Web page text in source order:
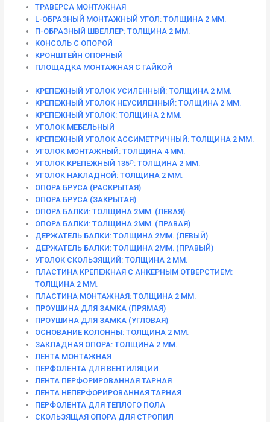
ТРАВЕРСА МОНТАЖНАЯ
L-ОБРАЗНЫЙ МОНТАЖНЫЙ УГОЛ: ТОЛЩИНА 2 ММ.
П-ОБРАЗНЫЙ ШВЕЛЛЕР: ТОЛЩИНА 2 ММ.
КОНСОЛЬ С ОПОРОЙ
КРОНШТЕЙН ОПОРНЫЙ
ПЛОЩАДКА МОНТАЖНАЯ С ГАЙКОЙ
КРЕПЕЖНЫЙ УГОЛОК УСИЛЕННЫЙ: ТОЛЩИНА 2 ММ.
КРЕПЕЖНЫЙ УГОЛОК НЕУСИЛЕННЫЙ: ТОЛЩИНА 2 ММ.
КРЕПЕЖНЫЙ УГОЛОК: ТОЛЩИНА 2 ММ.
УГОЛОК МЕБЕЛЬНЫЙ
КРЕПЕЖНЫЙ УГОЛОК АССИМЕТРИЧНЫЙ: ТОЛЩИНА 2 ММ.
УГОЛОК МОНТАЖНЫЙ: ТОЛЩИНА 4 ММ.
УГОЛОК КРЕПЕЖНЫЙ 135ᴼ: ТОЛЩИНА 2 ММ.
УГОЛОК НАКЛАДНОЙ: ТОЛЩИНА 2 ММ.
ОПОРА БРУСА (РАСКРЫТАЯ)
ОПОРА БРУСА (ЗАКРЫТАЯ)
ОПОРА БАЛКИ: ТОЛЩИНА 2ММ. (ЛЕВАЯ)
ОПОРА БАЛКИ: ТОЛЩИНА 2ММ. (ПРАВАЯ)
ДЕРЖАТЕЛЬ БАЛКИ: ТОЛЩИНА 2ММ. (ЛЕВЫЙ)
ДЕРЖАТЕЛЬ БАЛКИ: ТОЛЩИНА 2ММ. (ПРАВЫЙ)
УГОЛОК СКОЛЬЗЯЩИЙ: ТОЛЩИНА 2 ММ.
ПЛАСТИНА КРЕПЕЖНАЯ С АНКЕРНЫМ ОТВЕРСТИЕМ:
ТОЛЩИНА 2 ММ.
ПЛАСТИНА МОНТАЖНАЯ: ТОЛЩИНА 2 ММ.
ПРОУШИНА ДЛЯ ЗАМКА (ПРЯМАЯ)
ПРОУШИНА ДЛЯ ЗАМКА (УГЛОВАЯ)
ОСНОВАНИЕ КОЛОННЫ: ТОЛЩИНА 2 ММ.
ЗАКЛАДНАЯ ОПОРА: ТОЛЩИНА 2 ММ.
ЛЕНТА МОНТАЖНАЯ
ПЕРФОЛЕНТА ДЛЯ ВЕНТИЛЯЦИИ
ЛЕНТА ПЕРФОРИРОВАННАЯ ТАРНАЯ
ЛЕНТА НЕПЕРФОРИРОВАННАЯ ТАРНАЯ
ПЕРФОЛЕНТА ДЛЯ ТЕПЛОГО ПОЛА
СКОЛЬЗЯЩАЯ ОПОРА ДЛЯ СТРОПИЛ